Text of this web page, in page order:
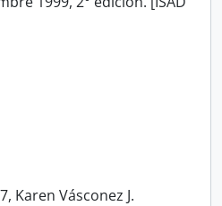
Karen Vásconez J.